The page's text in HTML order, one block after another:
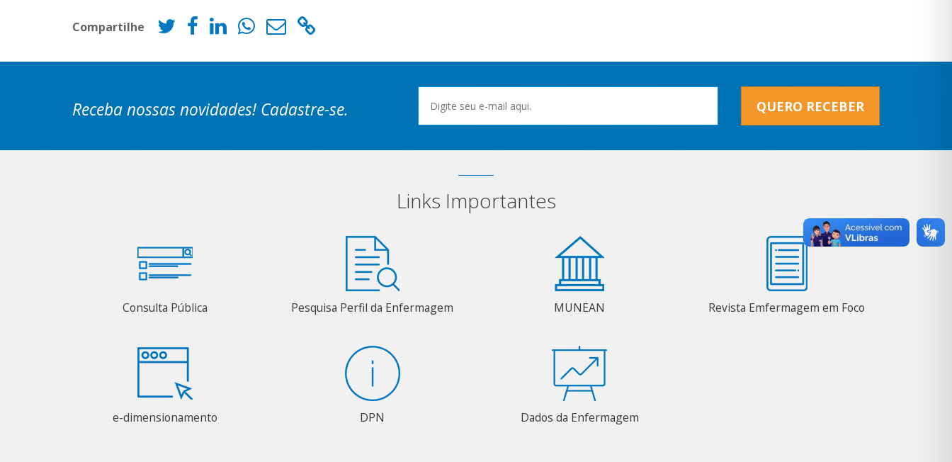
Compartilhe
Receba nossas novidades! Cadastre-se. QUERO RECEBER
Links Importantes
Consulta Pública Pesquisa Perfil da Enfermagem MUNEAN Revista Emfermagem em Foco
e-dimensionamento DPN Dados da Enfermagem